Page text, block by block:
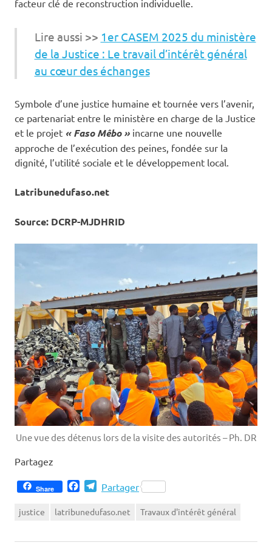
facteur clé de reconstruction individuelle.
Lire aussi >> 1er CASEM 2025 du ministère
de la Justice : Le travail d’intérêt général
au cœur des échanges
Symbole d’une justice humaine et tournée vers l’avenir,
ce partenariat entre le ministère en charge de la Justice
et le projet « Faso Mêbo » incarne une nouvelle
approche de l’exécution des peines, fondée sur la
dignité, l’utilité sociale et le développement local.
Latribunedufaso.net
Source: DCRP-MJDHRID
Une vue des détenus lors de la visite des autorités – Ph. DR
Partagez
Share FacebookTelegram
Partager
justice latribunedufaso.net Travaux d'intérêt général